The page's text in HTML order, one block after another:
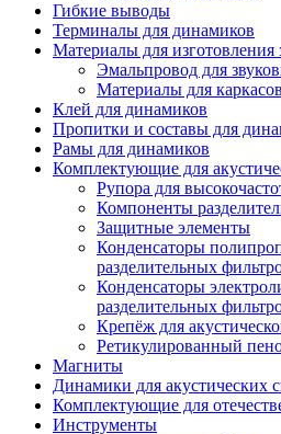
Гибкие выводы
Терминалы для динамиков
Материалы для изготовления
Эмальпровод для
Материалы для каркасов
Клей для динамиков
Пропитки и составы для
Рамы для динамиков
Комплектующие для
Рупора для
Компоненты
Защитные элементы
Конденсаторы
разделительных
Конденсаторы
разделительных
Крепёж для
Ретикулированный
Магниты
Динамики для акустических
Комплектующие для
Инструменты